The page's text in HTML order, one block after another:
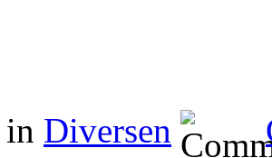
in Diversen